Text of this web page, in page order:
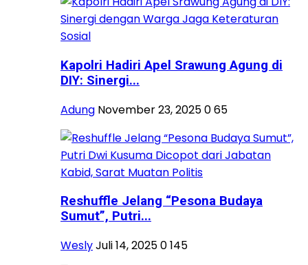
Kapolri Hadiri Apel Srawung Agung di
DIY: Sinergi...
Adung November 23, 2025065
Reshuffle Jelang “Pesona Budaya
Sumut”, Putri...
WeslyJuli 14, 20250145